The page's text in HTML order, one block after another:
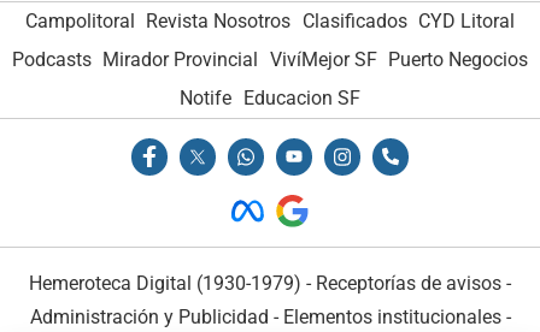
Campolitoral Revista Nosotros Clasificados CYD Litoral
Podcasts Mirador Provincial VivíMejor SF Puerto Negocios
Notife Educacion SF
Hemeroteca Digital (1930-1979) - Receptorías de avisos -
Administración y Publicidad - Elementos institucionales-